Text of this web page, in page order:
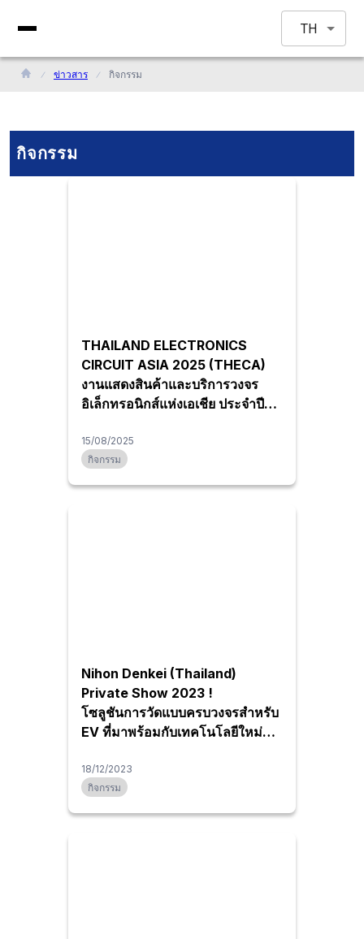
TH
ข่าวสาร กิจกรรม
กิจกรรม
THAILAND ELECTRONICS
CIRCUIT ASIA 2025 (THECA)
งานแสดงสินค้าและบริการวงจร
อิเล็กทรอนิกส์แห่งเอเชีย ประจำปี
(Thailand) ได้ที่บูธ A07
15/08/2025
กิจกรรม
Nihon Denkei (Thailand)
Private Show 2023 !
โซลูชันการวัดแบบครบวงจรสำหรับ
EV ที่มาพร้อมกับเทคโนโลยีใหม่
18/12/2023
กิจกรรม